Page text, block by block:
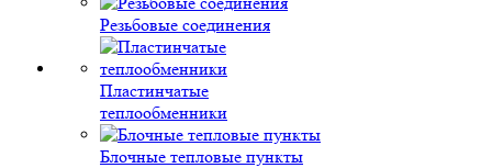
Резьбовые соединения
Пластинчатые
теплообменники
Блочные тепловые пункты